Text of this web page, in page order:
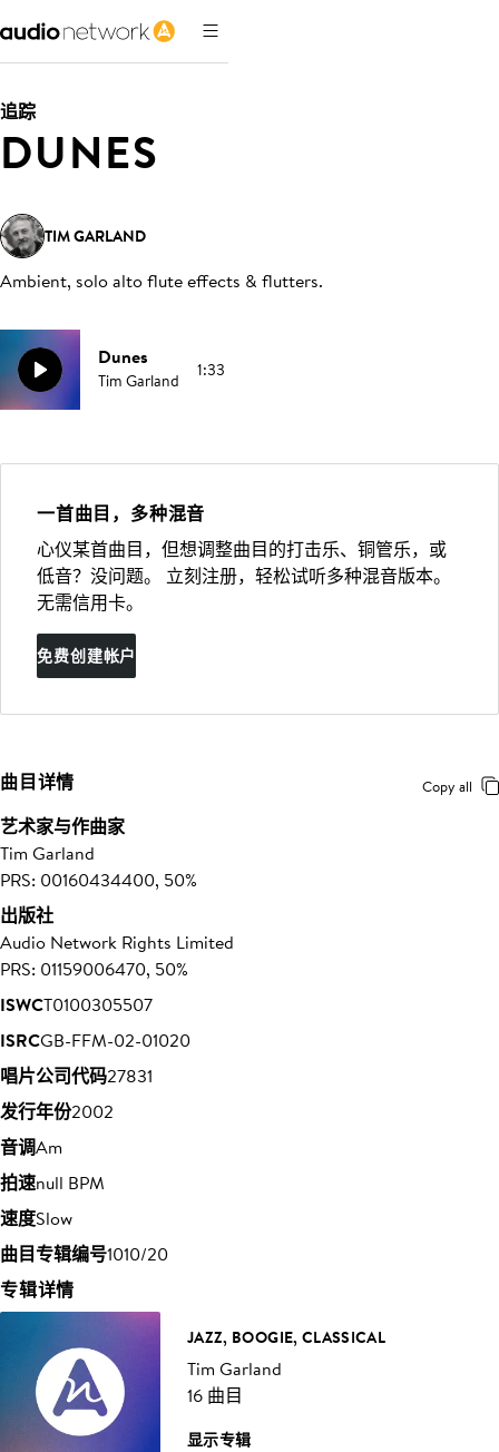
追踪
DUNES
TIM GARLAND
Ambient, solo alto flute effects & flutters.
Dunes
Tim Garland 1:33
一首曲目，多种混音
心仪某首曲目，但想调整曲目的打击乐、铜管乐，或
低音？没问题。 立刻注册，轻松试听多种混音版本。
无需信用卡。
免费创建帐户
曲目详情 Copy all
艺术家与作曲家
Tim Garland
PRS: 00160434400, 50%
出版社
Audio Network Rights Limited
PRS: 01159006470, 50%
ISWCT0100305507
ISRCGB-FFM-02-01020
唱片公司代码27831
发行年份2002
音调Am
拍速null BPM
速度Slow
曲目专辑编号1010/20
专辑详情
JAZZ, BOOGIE, CLASSICAL
Tim Garland
16 曲目
显示专辑